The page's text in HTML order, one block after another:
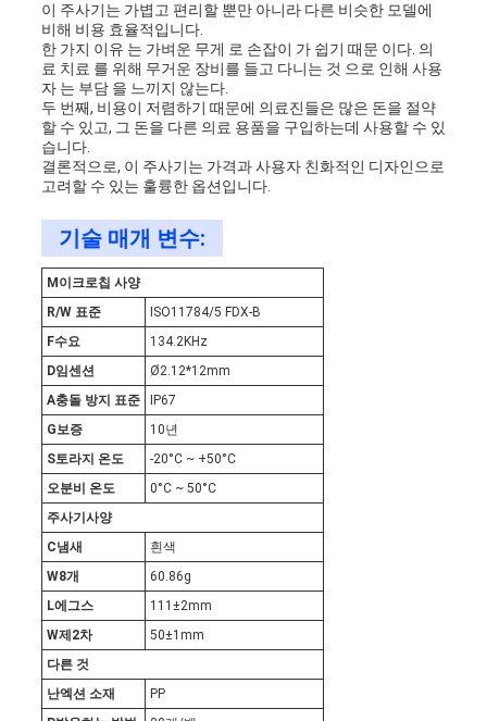
문
을
요
구
세
요
PRIVACY
POLICY
이 주사기는 가볍고 편리할 뿐만 아니라 다른 비슷한 모델에
비해 비용 효율적입니다.
한 가지 이유 는 가벼운 무게 로 손잡이 가 쉽기 때문 이다. 의
료 치료 를 위해 무거운 장비를 들고 다니는 것 으로 인해 사용
자 는 부담 을 느끼지 않는다.
두 번째, 비용이 저렴하기 때문에 의료진들은 많은 돈을 절약
할 수 있고, 그 돈을 다른 의료 용품을 구입하는데 사용할 수 있
습니다.
결론적으로, 이 주사기는 가격과 사용자 친화적인 디자인으로
고려할 수 있는 훌륭한 옵션입니다.
기술 매개 변수:
M 이크로칩 사양
R/W 표준
ISO11784/5 FDX-B
F수요
134.2KHz
D임센션
Ø2.12*12mm
A충돌 방지 표준
IP67
G보증
10년
S토라지 온도
-20°C ~ +50°C
오분비 온도
0°C ~ 50°C
주사기 사양
C냄새
흰색
W8개
60.86g
L에그스
111±2mm
W제2차
50±1mm
다른 것
난엑션 소재
PP